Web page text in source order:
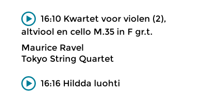
16:10 Kwartet voor violen (2),
altviool en cello M.35 in F gr.t.
Maurice Ravel
Tokyo String Quartet
16:16 Hildda luohti